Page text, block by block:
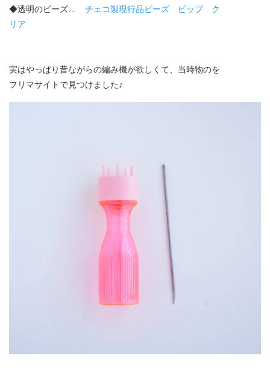
◆透明のビーズ… チェコ製現行品ビーズ ピップ ク
リア
実はやっぱり昔ながらの編み機が欲しくて、当時物のを
フリマサイトで見つけました♪